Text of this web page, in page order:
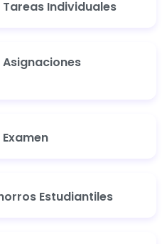
Individuales
Estudiantiles